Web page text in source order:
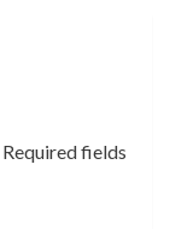
Required fields